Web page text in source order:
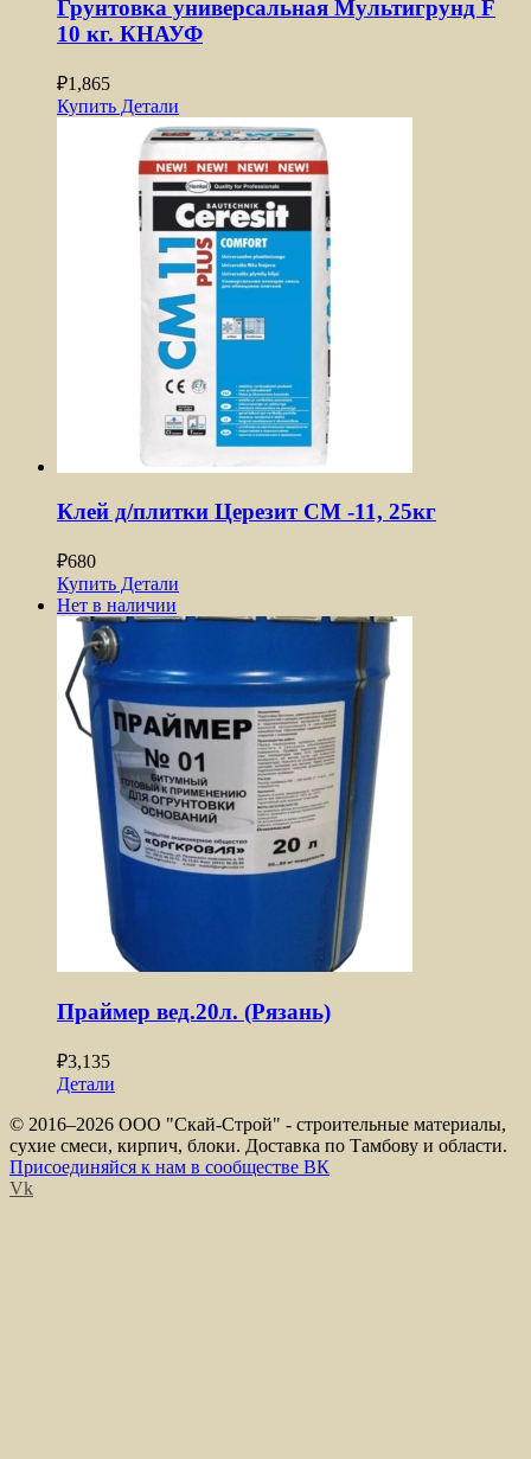
Грунтовка универсальная Мультигрунд F
10 кг. КНАУФ
₽1,865
Купить Детали
Клей д/плитки Церезит CM -11, 25кг
₽680
Купить Детали
Нет в наличии
Праймер вед.20л. (Рязань)
₽3,135
Детали
© 2016–2026 ООО "Скай-Строй" - строительные материалы,
сухие смеси, кирпич, блоки. Доставка по Тамбову и области.
Присоединяйся к нам в сообществе ВК
Vk